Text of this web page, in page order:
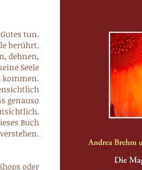
tun.
berührt.
dehnen,
Seele
kommen.
genauso
Buch
oder